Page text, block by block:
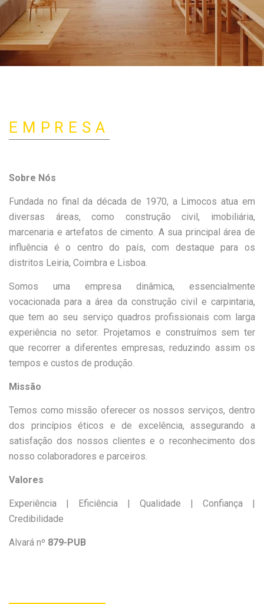
Limocos
Construímos juntos
EMPRESA
Sobre Nós
Fundada no final da década de 1970, a Limocos atua em
diversas áreas, como construção civil, imobiliária,
marcenaria e artefatos de cimento. A sua principal área de
influência é o centro do país, com destaque para os
distritos Leiria, Coimbra e Lisboa.
Somos uma empresa dinâmica, essencialmente
vocacionada para a área da construção civil e carpintaria,
que tem ao seu serviço quadros profissionais com larga
experiência no setor. Projetamos e construímos sem ter
que recorrer a diferentes empresas, reduzindo assim os
tempos e custos de produção.
Missão
Temos como missão oferecer os nossos serviços, dentro
dos princípios éticos e de excelência, assegurando a
satisfação dos nossos clientes e o reconhecimento dos
nosso colaboradores e parceiros.
Valores
Experiência | Eficiência | Qualidade | Confiança |
Credibilidade
Alvará nº 879-PUB